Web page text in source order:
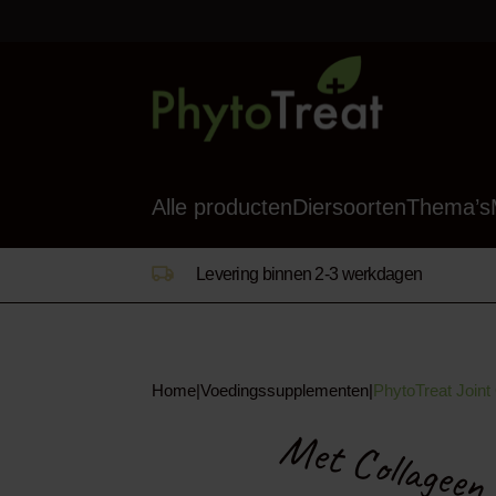
Alle productenDiersoortenThema’s
Levering binnen 2-3 werkdagen
Home Voedingssupplementen PhytoTreat